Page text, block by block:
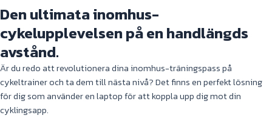
Den ultimata inomhus-
cykelupplevelsen på en handlängds
avstånd.
Är du redo att revolutionera dina inomhus-träningspass på
cykeltrainer och ta dem till nästa nivå? Det finns en perfekt lösning
för dig som använder en laptop för att koppla upp dig mot din
cyklingsapp.